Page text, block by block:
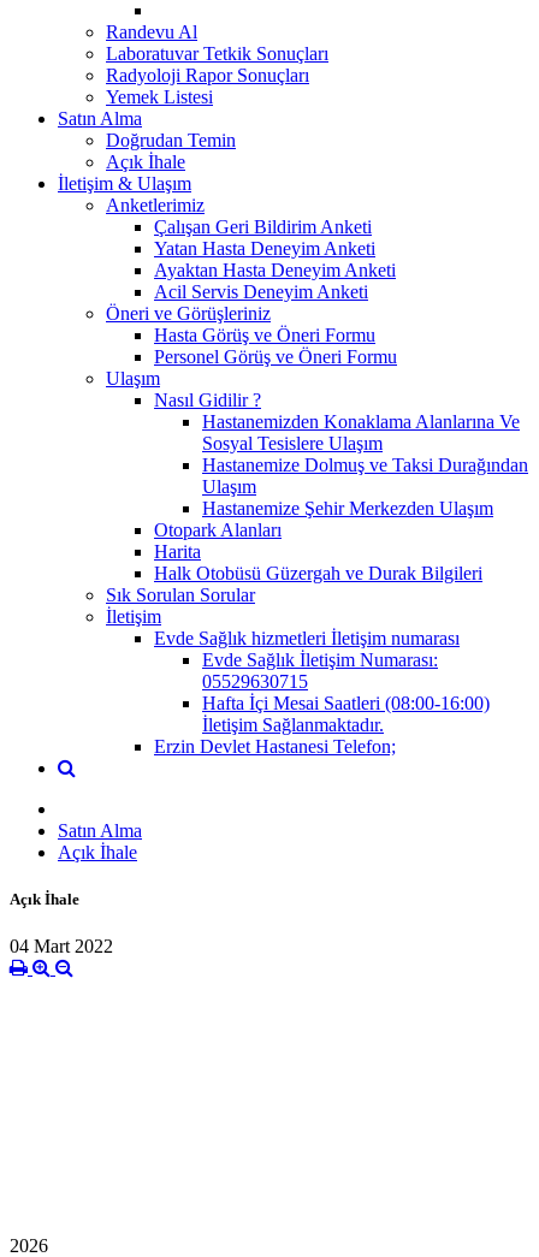
Randevu Al
Laboratuvar Tetkik Sonuçları
Radyoloji Rapor Sonuçları
Yemek Listesi
Satın Alma
Doğrudan Temin
Açık İhale
İletişim & Ulaşım
Anketlerimiz
Çalışan Geri Bildirim Anketi
Yatan Hasta Deneyim Anketi
Ayaktan Hasta Deneyim Anketi
Acil Servis Deneyim Anketi
Öneri ve Görüşleriniz
Hasta Görüş ve Öneri Formu
Personel Görüş ve Öneri Formu
Ulaşım
Nasıl Gidilir ?
Hastanemizden Konaklama Alanlarına Ve
Sosyal Tesislere Ulaşım
Hastanemize Dolmuş ve Taksi Durağından
Ulaşım
Hastanemize Şehir Merkezden Ulaşım
Otopark Alanları
Harita
Halk Otobüsü Güzergah ve Durak Bilgileri
Sık Sorulan Sorular
İletişim
Evde Sağlık hizmetleri İletişim numarası
Evde Sağlık İletişim Numarası:
05529630715
Hafta İçi Mesai Saatleri (08:00-16:00)
İletişim Sağlanmaktadır.
Erzin Devlet Hastanesi Telefon;
Satın Alma
Açık İhale
Açık İhale
04 Mart 2022
2026